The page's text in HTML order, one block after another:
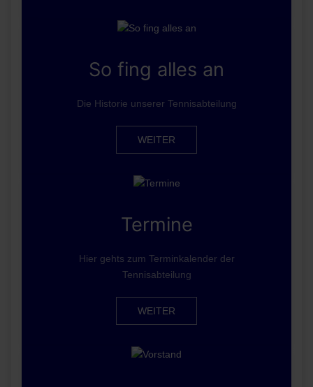
So fing alles an
Die Historie unserer Tennisabteilung
WEITER
Termine
Hier gehts zum Terminkalender der
Tennisabteilung
WEITER